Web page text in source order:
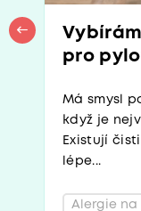
pro
Má smysl
když je
Existují
lépe...
Alergie na